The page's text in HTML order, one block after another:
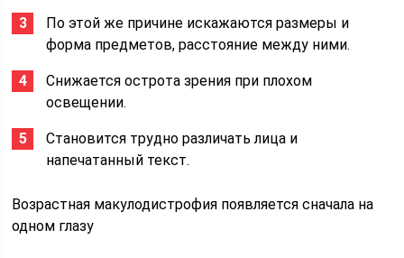
По этой же причине искажаются размеры и
форма предметов, расстояние между ними.
Снижается острота зрения при плохом
освещении.
Становится трудно различать лица и
напечатанный текст.
Возрастная макулодистрофия появляется сначала на
одном глазу